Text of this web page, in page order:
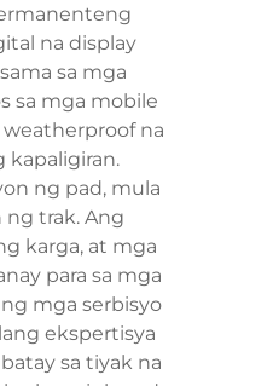
na display
sa mga
sa mga mobile
na
kapaligiran.
ng pad, mula
trak. Ang
karga, at mga
para sa mga
mga serbisyo
ekspertisya
sa tiyak na